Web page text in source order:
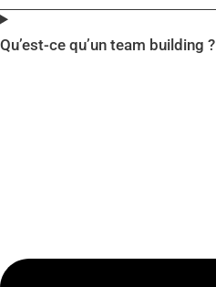
Qu’est-ce qu’un team building ?